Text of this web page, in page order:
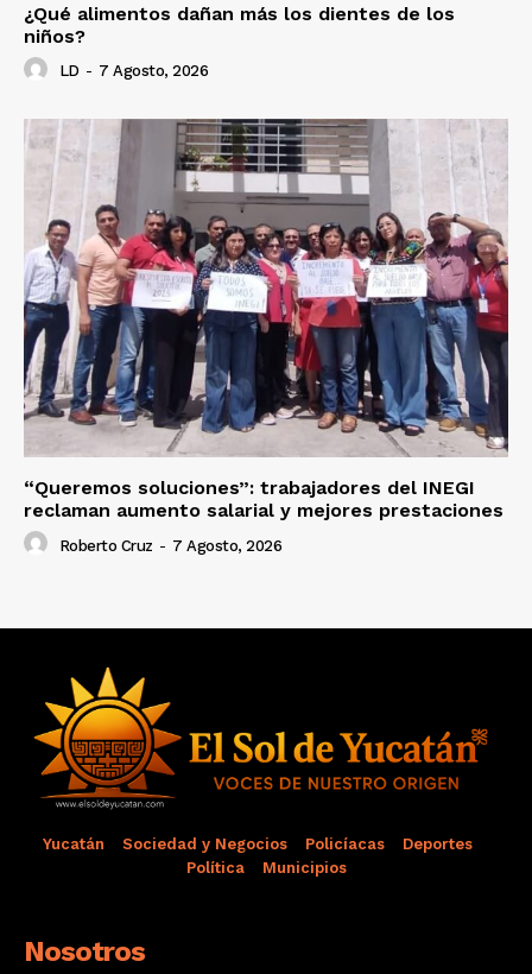
¿Qué alimentos dañan más los dientes de los
niños?
LD - 7 Agosto, 2026
“Queremos soluciones”: trabajadores del INEGI
reclaman aumento salarial y mejores prestaciones
Roberto Cruz - 7 Agosto, 2026
Yucatán Sociedad y Negocios Policíacas
Deportes
Política
Municipios
Nosotros